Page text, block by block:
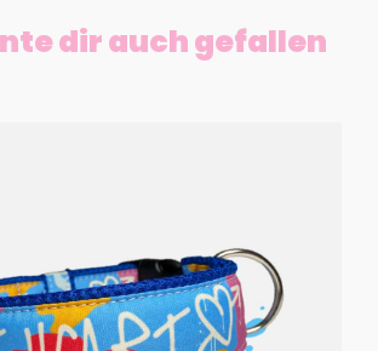
dir auch gefallen